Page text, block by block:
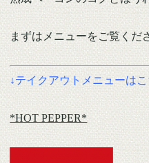
まずはメニューをご覧くだ
↓テイクアウトメニューはこ
*HOT PEPPER*